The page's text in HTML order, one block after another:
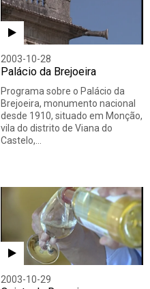
2003-10-28
Palácio da Brejoeira
Programa sobre o Palácio da
Brejoeira, monumento nacional
desde 1910, situado em Monção,
vila do distrito de Viana do
Castelo,…
2003-10-29